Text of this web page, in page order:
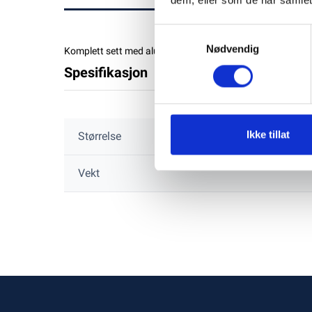
Nødvendig
Ikke tillat
Komplett sett med aluminiumsanoder og skruer til Quick
Spesifikasjon
Størrelse
Vekt